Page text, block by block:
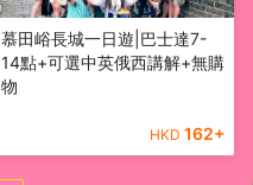
慕田峪長城一日遊|巴士達7-
14點+可選中英俄西講解+無購
物
HKD 162+